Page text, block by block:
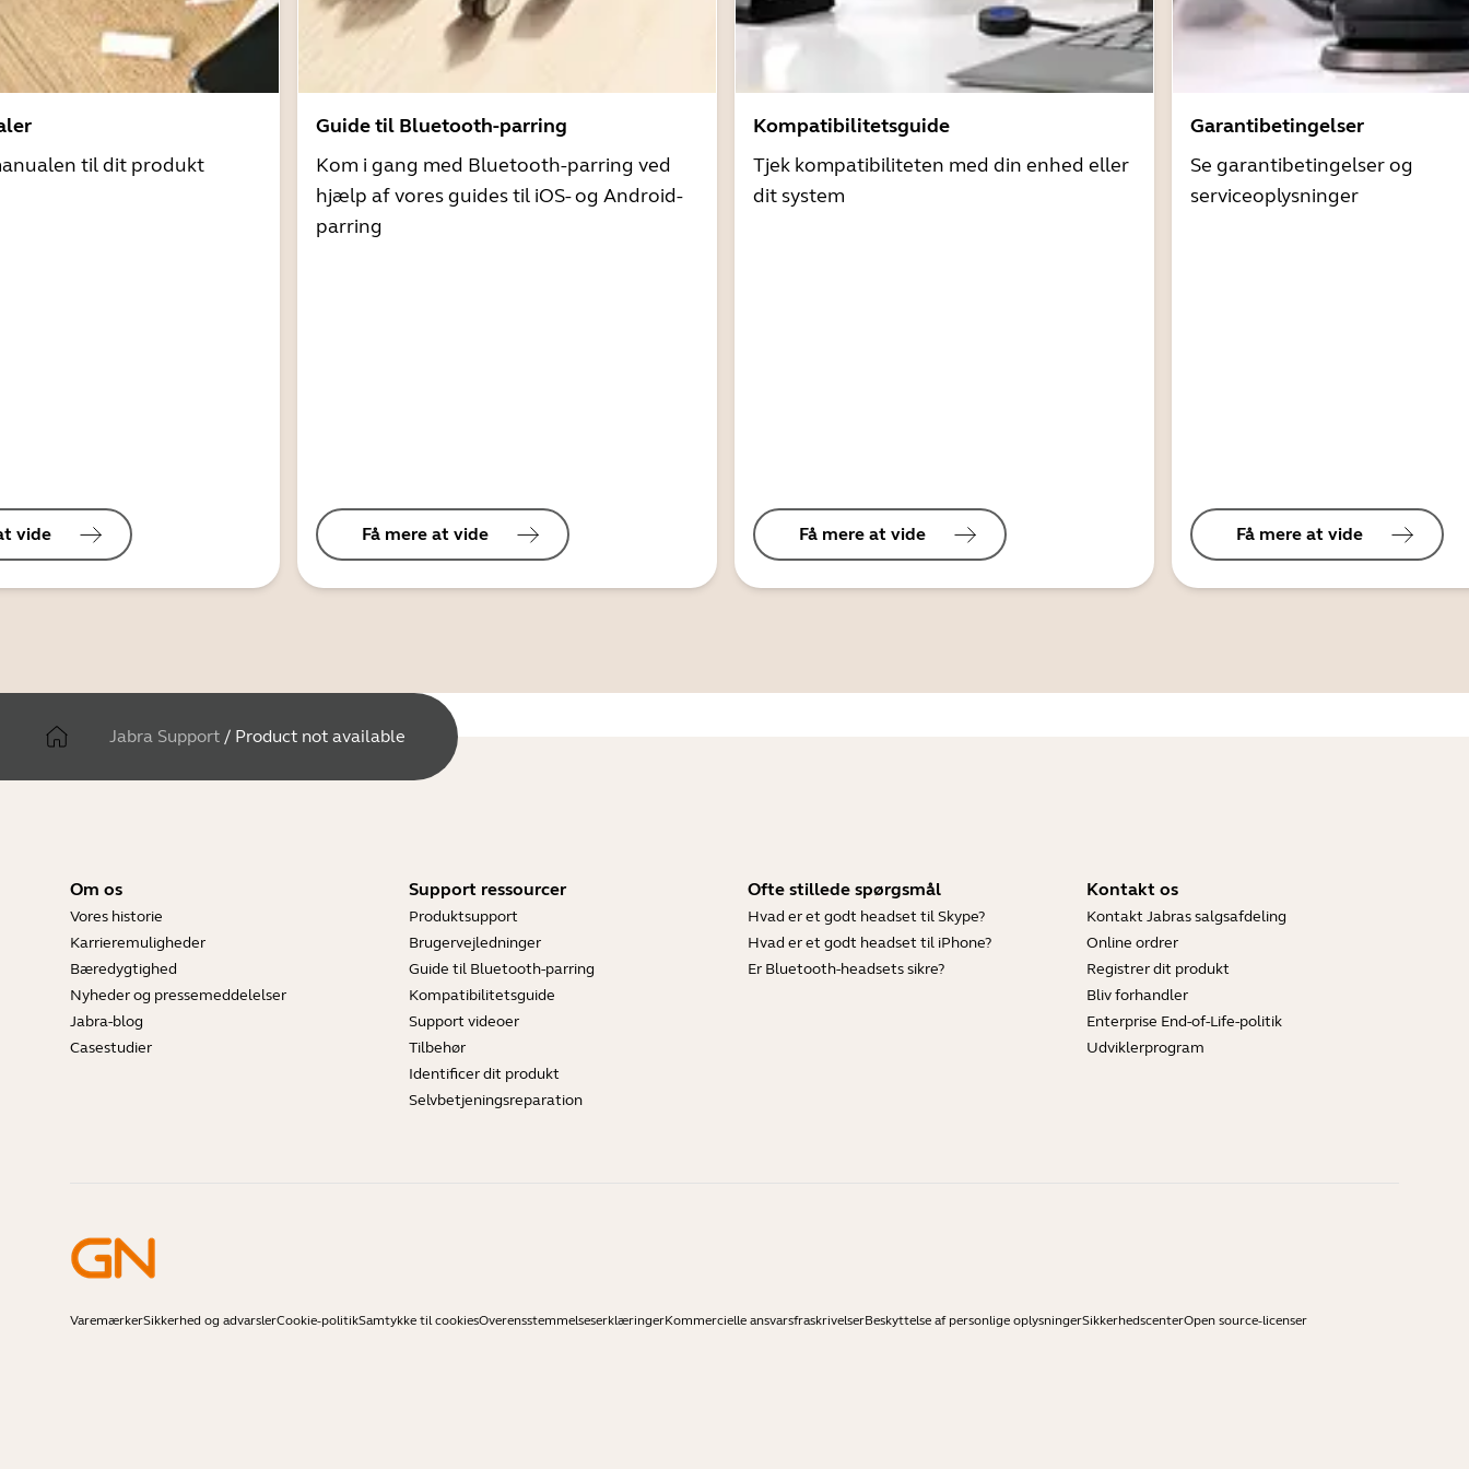
til dit produkt
vide
Guide til Bluetooth-parring
Kom i gang med Bluetooth-parring ved
hjælp af vores guides til iOS- og Android-
parring
Få mere at vide
Kompatibilitetsguide
Tjek kompatibiliteten med din enhed eller
dit system
Få mere at vide
Garantibetingelser
Se garantibetingelser og
serviceoplysninger
Få mere at vide
Jabra Support / Product not available
Om os
Vores historie
Karrieremuligheder
Bæredygtighed
Nyheder og pressemeddelelser
Jabra-blog
Casestudier
Support ressourcer
Produktsupport
Brugervejledninger
Guide til Bluetooth-parring
Kompatibilitetsguide
Support videoer
Tilbehør
Identificer dit produkt
Selvbetjeningsreparation
Ofte stillede spørgsmål
Hvad er et godt headset til Skype?
Hvad er et godt headset til iPhone?
Er Bluetooth-headsets sikre?
Kontakt os
Kontakt Jabras salgsafdeling
Online ordrer
Registrer dit produkt
Bliv forhandler
Enterprise End-of-Life-politik
Udviklerprogram
VaremærkerSikkerhed og advarslerCookie-politikSamtykke til cookiesOverensstemmelseserklæringerKommercielle ansvarsfraskrivelserBeskyttelse af personlige oplysningerSikkerhedscenterOpen source-licenser